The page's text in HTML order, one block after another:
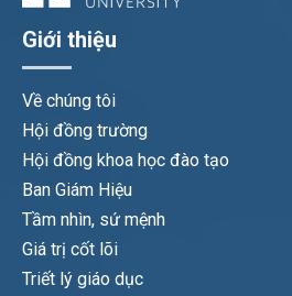
Giới thiệu
Về chúng tôi
Hội đồng trường
Hội đồng khoa học đào tạo
Ban Giám Hiệu
Tầm nhìn, sứ mệnh
Giá trị cốt lõi
Triết lý giáo dục